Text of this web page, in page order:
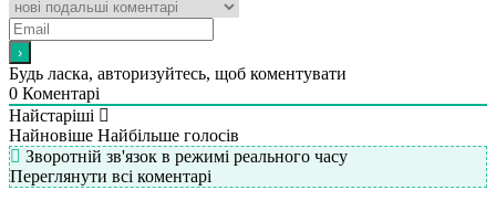
Будь ласка, авторизуйтесь, щоб коментувати
0 Коментарі
Найстаріші
Найновіше Найбільше голосів
Зворотній зв'язок в режимі реального часу
Переглянути всі коментарі